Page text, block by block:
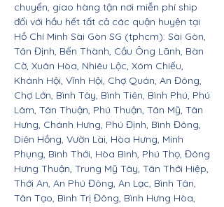
chuyển, giao hàng tận nơi miễn phí ship
đối với hầu hết tất cả các quận huyện tại
Hồ Chí Minh Sài Gòn SG (tphcm): Sài Gòn,
Tân Định, Bến Thành, Cầu Ông Lãnh, Bàn
Cờ, Xuân Hòa, Nhiêu Lộc, Xóm Chiếu,
Khánh Hội, Vĩnh Hội, Chợ Quán, An Đông,
Chợ Lớn, Bình Tây, Bình Tiên, Bình Phú, Phú
Lâm, Tân Thuận, Phú Thuận, Tân Mỹ, Tân
Hưng, Chánh Hưng, Phú Định, Bình Đông,
Diên Hồng, Vườn Lài, Hòa Hưng, Minh
Phụng, Bình Thới, Hòa Bình, Phú Thọ, Đông
Hưng Thuận, Trung Mỹ Tây, Tân Thới Hiệp,
Thới An, An Phú Đông, An Lạc, Bình Tân,
Tân Tạo, Bình Trị Đông, Bình Hưng Hòa,